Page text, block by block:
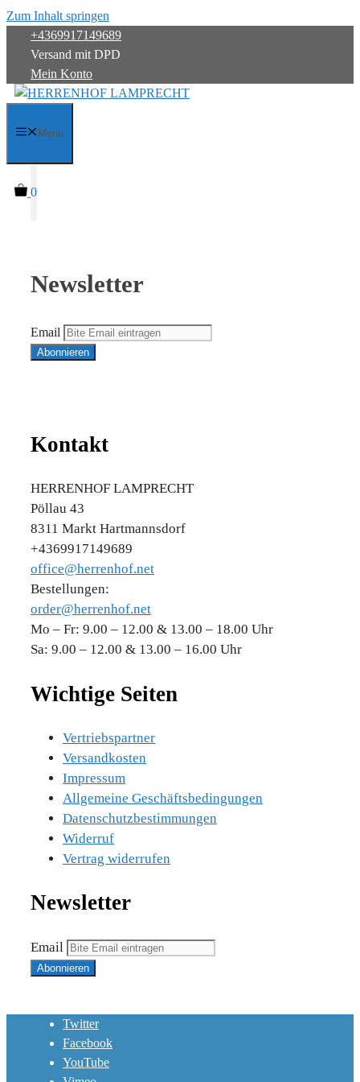
Zum Inhalt springen
+4369917149689
Versand mit DPD
Mein Konto
Menü
0
Newsletter
Email
Kontakt
HERRENHOF LAMPRECHT
Pöllau 43
8311 Markt Hartmannsdorf
+4369917149689
office@herrenhof.net
Bestellungen:
order@herrenhof.net
Mo – Fr: 9.00 – 12.00 & 13.00 – 18.00 Uhr
Sa: 9.00 – 12.00 & 13.00 – 16.00 Uhr
Wichtige Seiten
Vertriebspartner
Versandkosten
Impressum
Allgemeine Geschäftsbedingungen
Datenschutzbestimmungen
Widerruf
Vertrag widerrufen
Newsletter
Email
Twitter
Facebook
YouTube